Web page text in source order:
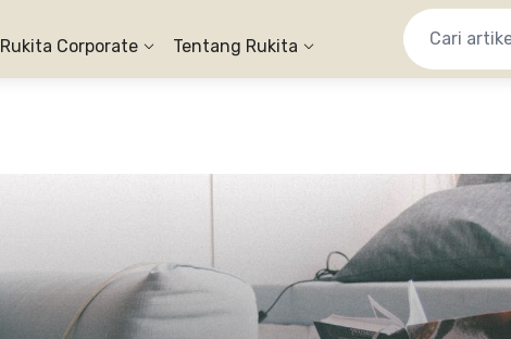
Rukita Corporate Tentang Rukita